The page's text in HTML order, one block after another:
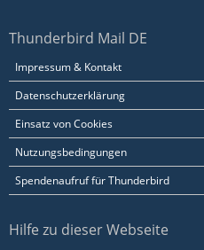
Thunderbird Mail DE
Impressum & Kontakt
Datenschutzerklärung
Einsatz von Cookies
Nutzungsbedingungen
Spendenaufruf für Thunderbird
Hilfe zu dieser Webseite